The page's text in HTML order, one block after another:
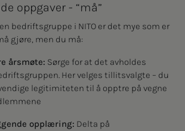
oppgaver - “må”
bedriftsgruppe i NITO er det mye som er
gjøre, men du må:
årsmøte: Sørge for at det avholdes
Her velges tillitsvalgte – du
legitimiteten til å opptre på vegne
opplæring: Delta på